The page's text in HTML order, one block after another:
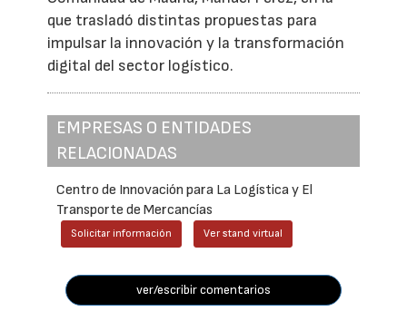
que trasladó distintas propuestas para
impulsar la innovación y la transformación
digital del sector logístico.
EMPRESAS O ENTIDADES
RELACIONADAS
Centro de Innovación para La Logística y El
Transporte de Mercancías
Solicitar información Ver stand virtual
ver/escribir comentarios